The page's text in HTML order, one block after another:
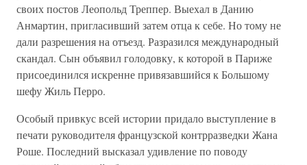
своих постов Леопольд Треппер. Выехал в Данию
Анмартин, пригласивший затем отца к себе. Но тому не
дали разрешения на отъезд. Разразился международный
скандал. Сын объявил голодовку, к которой в Париже
присоединился искренне привязавшийся к Большому
шефу Жиль Перро.
Особый привкус всей истории придало выступление в
печати руководителя французской контрразведки Жана
Роше. Последний высказал удивление по поводу